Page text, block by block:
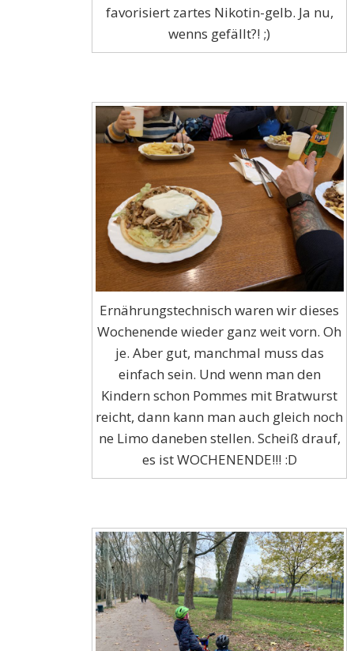
favorisiert zartes Nikotin-gelb. Ja nu,
wenns gefällt?! ;)
Ernährungstechnisch waren wir dieses
Wochenende wieder ganz weit vorn. Oh
je. Aber gut, manchmal muss das
einfach sein. Und wenn man den
Kindern schon Pommes mit Bratwurst
reicht, dann kann man auch gleich noch
ne Limo daneben stellen. Scheiß drauf,
es ist WOCHENENDE!!! :D